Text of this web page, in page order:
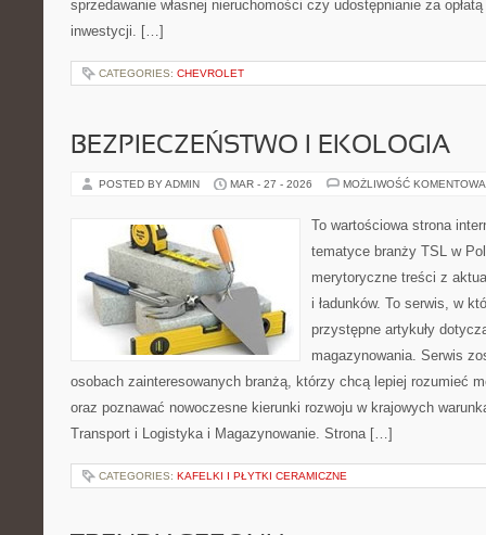
sprzedawanie własnej nieruchomości czy udostępnianie za
inwestycji. […]
CATEGORIES: CHEVROLET
BEZPIECZEŃSTWO I EKOLOGIA
POSTED BY ADMIN MAR - 27 - 2026 MOŻLIWOŚĆ
To wartościowa strona
tematyce branży TSL w
merytoryczne treści z
i ładunków. To serwis, w
przystępne artykuły
magazynowania. Serwis
osobach zainteresowanych branżą, którzy chcą lepiej rozumieć
oraz poznawać nowoczesne kierunki rozwoju w krajowych
Transport i Logistyka i Magazynowanie. Strona […]
CATEGORIES: KAFELKI I PŁYTKI CERAMICZNE